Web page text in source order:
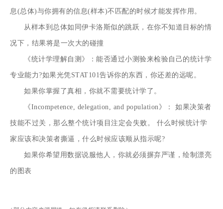
息(总体)与你拥有的信息(样本)不匹配的时候才能发挥作用。
从样本到总体如同伊卡洛斯似的跳跃，在你不知道目标的情
况下，结果将是一次大的碰撞
《统计学理解自测》：能否通过小测验来检验自己的统计学
专业能力?如果光凭STAT101告诉你的东西，你还差的远呢。
如果你掌握了真相，你就不需要统计学了。
《Incompetence, delegation, and population》： 如果决策者
技能不过关，那么整个统计项目注定会失败。 什么时候统计学
家应该和决策者撕逼，什么时候应该顺从指示呢?
如果你希望用数据说服他人，你就必须摒弃严谨，绘制漂亮
的图表